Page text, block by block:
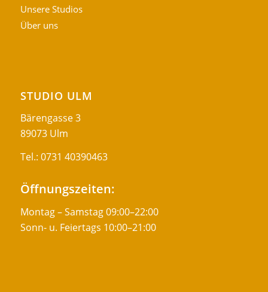
Unsere Studios
Über uns
STUDIO ULM
Bärengasse 3
89073 Ulm
Tel.: 0731 40390463
Öffnungszeiten:
Montag – Samstag 09:00–22:00
Sonn- u. Feiertags 10:00–21:00